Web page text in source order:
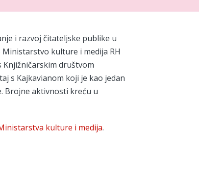
i razvoj čitateljske publike u
kulture i medija RH
Knjižničarskim društvom
s Kajkavianom koji je kao jedan
Brojne aktivnosti kreću u
kulture i medija.